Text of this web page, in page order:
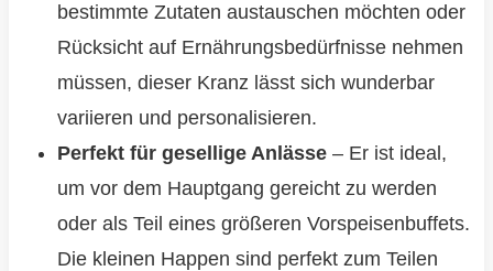
bestimmte Zutaten austauschen möchten oder
Rücksicht auf Ernährungsbedürfnisse nehmen
müssen, dieser Kranz lässt sich wunderbar
variieren und personalisieren.
Perfekt für gesellige Anlässe– Er ist ideal,
um vor dem Hauptgang gereicht zu werden
oder als Teil eines größeren Vorspeisenbuffets.
Die kleinen Happen sind perfekt zum Teilen